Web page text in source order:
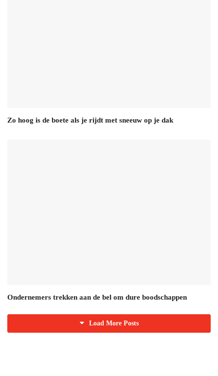
Zo hoog is de boete als je rijdt met sneeuw op je dak
Ondernemers trekken aan de bel om dure boodschappen
Load More Posts